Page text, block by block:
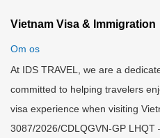
Vietnam Visa & Immigration
Om os
At IDS TRAVEL, we are a
committed to helping travelers
visa experience when visiting
3087/2026/CDLQGVN-GP